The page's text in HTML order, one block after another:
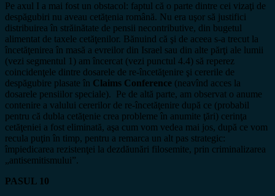
Pe axul I a mai fost un obstacol: faptul că o parte dintre cei vizaţi de
despăgubiri nu aveau cetăţenia română. Nu era uşor să justifici
distribuirea în străinătate de pensii necontributive, din bugetul
alimentat de taxele cetăţenilor. Bănuind că şi de aceea s-a trecut la
încetăţenirea în masă a evreilor din Israel sau din alte părţi ale lumii
(vezi segmentul 1) am încercat (vezi punctul 4.4) să reperez
coincidenţele dintre dosarele de re-încetăţenire şi cererile de
despăgubire plasate în Claims Conference (neavînd acces la
dosarele pensiilor speciale). Pe de altă parte, am observat o anume
contenire a valului cererilor de re-încetăţenire după ce (probabil
pentru că dubla cetăţenie crea probleme în anumite ţări) cerinţa
cetăţeniei a fost eliminată, aşa cum vom vedea mai jos, după ce vom
recula puţin în timp, pentru a remarca un alt pas strategic:
împiedicarea rezistenţei la dezdăunări filosemite, prin criminalizarea
„antisemitismului”.
PASUL 10